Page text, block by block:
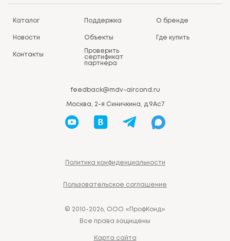
Каталог Поддержка О бренде
Новости Объекты Где купить
Контакты
Проверить
сертификат
партнера
feedback@mdv-aircond.ru
Москва, 2-я Синичкина, д.9Ас7
Политика конфиденциальности
Пользовательское соглашение
© 2010-2026, ООО «ПрофКонд»
Все права защищены
Карта сайта